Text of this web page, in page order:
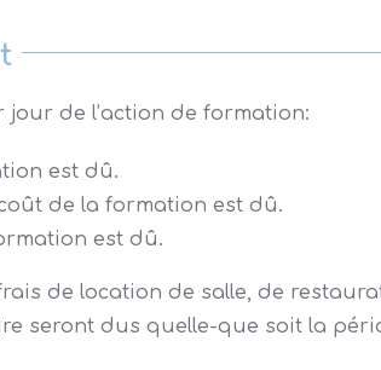
jour de l’action de formation:
est dû.
de la formation est dû.
est dû.
de location de salle, de
seront dus quelle-que soit la